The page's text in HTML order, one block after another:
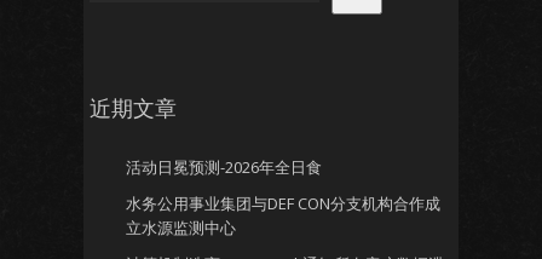
近期文章
活动日冕预测-2026年全日食
水务公用事业集团与DEF CON分支机构合作成
立水源监测中心